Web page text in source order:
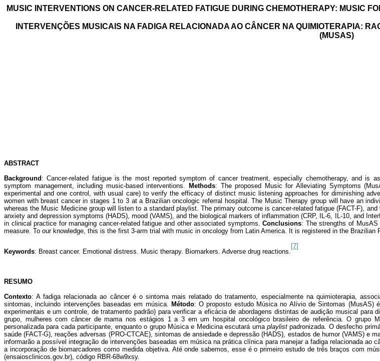
MUSIC INTERVENTIONS ON CANCER-RELATED FATIGUE DURING CHEMOTHERAPY: MUSIC
INTERVENÇÕES MUSICAIS NA FADIGA RELACIONADA AO CÂNCER NA QUIMIOTERAPIA:
(MUSAS)
ABSTRACT
Background :Cancer-related fatigue is the most reported symptom of cancer treatment, especially chemotherapy, and is
symptom management, including music-based interventions.
Methods: The proposed Music for Alleviating Symptoms
experimental and one control, with usual care) to verify the efficacy of distinct music listening approaches for diminishing
women with breast cancer in stages 1 to 3 at a Brazilian oncologic referral hospital. The Music Therapy group will have an
whereas the Music Medicine group will listen to a standard playlist. The primary outcome is cancer-related fatigue (FACT-F),
anxiety and depression symptoms (HADS), mood (VAMS), and the biological markers of inflammation (CRP, IL-6, IL-10, and
in clinical practice for managing cancer-related fatigue and other associated symptoms.Conclusions: The strengths of MusAS
measure. To ourknowledge, this is the first 3-arm trial with music in oncology from Latin America. It is registered in the Brazilian
Keywords: Breast cancer. Emotional distress. Music therapy. Biomarkers. Adverse drug reactions.
[7]
RESUMO
Contexto: A fadiga relacionada ao câncer é o sintoma mais relatado do tratamento, especialmente na quimioterapia,
sintomas, incluindo intervenções baseadas em música.
Método: O proposto estudo Música no Alívio de Sintomas (MusAS)
experimentais e um controle, de tratamento padrão) para verificar a eficácia de abordagens distintas de audição musical
grupo, mulheres com câncer de mama nos estágios 1 a 3 em um hospital oncológico brasileiro de referência. O grupo
personalizada para cada participante, enquanto o grupo Música e Medicina escutará umaplaylist padronizada. O desfecho
saúde (FACT-G), reações adversas (PRO-CTCAE), sintomas de ansiedade e depressão (HADS), estados de humor (VAMS) e
informarão a possível integração de intervenções baseadas em música na prática clínica para manejar a fadiga relacionada ao
a incorporação de biomarcadores como medida objetiva. Até onde sabemos, esse é o primeiro estudo de três braços com
(ensaiosclinicos.gov.br), código RBR-68w9xsy.